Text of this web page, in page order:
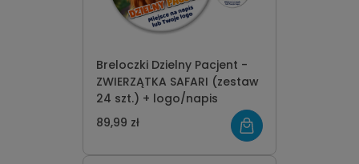
Breloczki Dzielny Pacjent -
ZWIERZĄTKA SAFARI (zestaw
24 szt.) + logo/napis
89,99 zł